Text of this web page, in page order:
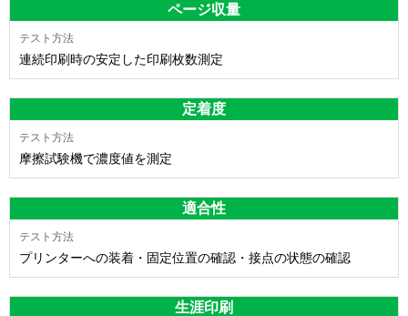
ページ収量
連続印刷時の安定した印刷枚数測定
定着度
摩擦試験機で濃度値を測定
適合性
プリンターへの装着・固定位置の確認・接点の状態の確認
生涯印刷